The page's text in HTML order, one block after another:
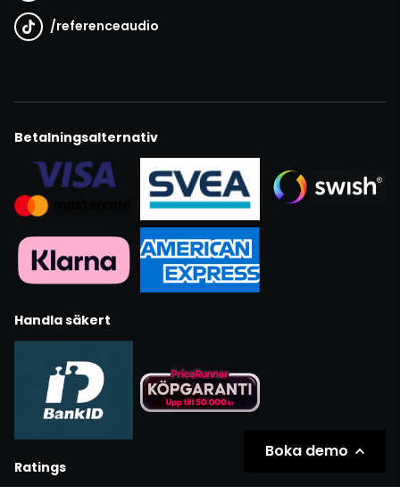
/referenceaudio
Betalningsalternativ
Handla säkert
Ratings
Boka demo